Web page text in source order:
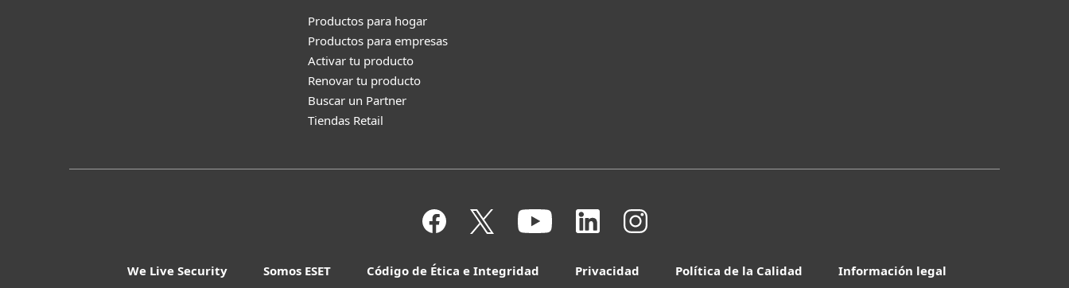
Productos para hogar
Productos para empresas
Activar tu producto
Renovar tu producto
Buscar un Partner
Tiendas Retail
We Live Security Somos ESET Código de Ética e Integridad Privacidad Política de la Calidad Información legal